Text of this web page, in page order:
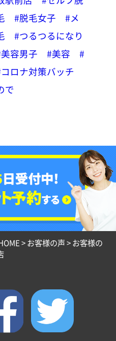
#脱毛女子
#メ
#つるつるになり
容男子 #美容
#
ロナ対策バッチ
で
>お客様の声>お客様の